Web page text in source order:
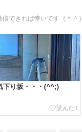
できれば幸いです（＾＾）
下り坂・・・(^^;)